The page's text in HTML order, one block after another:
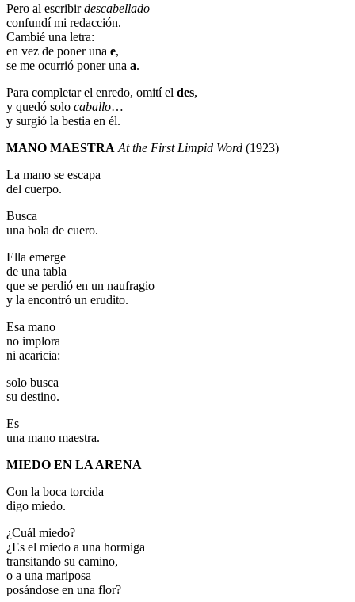
Pero al escribirdescabellado
confundí mi redacción.
Cambié una letra:
en vez de poner una e,
se me ocurrió poner una a.
Para completar el enredo, omití el des,
y quedó solo caballo…
y surgió la bestia en él.
MANO MAESTRA At the First Limpid Word (1923)
La mano se escapa
del cuerpo.
Busca
una bola de cuero.
Ella emerge
de una tabla
que se perdió en un naufragio
y la encontró un erudito.
Esa mano
no implora
ni acaricia:
solo busca
su destino.
Es
una mano maestra.
MIEDO EN LA ARENA
Con la boca torcida
digo miedo.
¿Cuál miedo?
¿Es el miedo a una hormiga
transitando su camino,
o a una mariposa
posándose en una flor?